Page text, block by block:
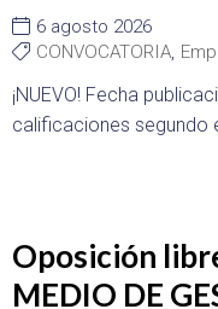
6 agosto 2026
CONVOCATORIA,
¡NUEVO! Fecha
calificaciones segundo
Oposición
MEDIO DE